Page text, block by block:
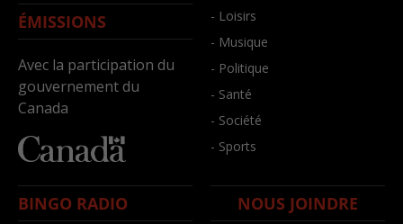
ÉMISSIONS
Avec la participation du
gouvernement du
Canada
- Loisirs
- Musique
- Politique
- Santé
- Société
- Sports
BINGO RADIO NOUS JOINDRE